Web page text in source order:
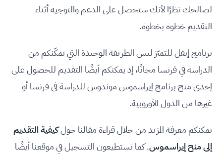
لصالحك نظرًا لأنك ستحصل على الدعم والتوجيه أثناء
التقديم خطوة بخطوة.
برنامج إيفل للتميّز ليس الطريقة الوحيدة التي تمكّنكم من
الدراسة في فرنسا مجانًا، إذ يمكنكم أيضًا التقديم للحصول على
إحدى منح برنامج إيراسموس موندوس للدراسة في فرنسا أو
غيرها من الدول الأوروبية.
يمكنكم معرفة المزيد من خلال قراءة مقالنا حولكيفية التقديم
إلى منح إيراسموس. كما تستطيعون التسجيل في موقعنا أيضًا